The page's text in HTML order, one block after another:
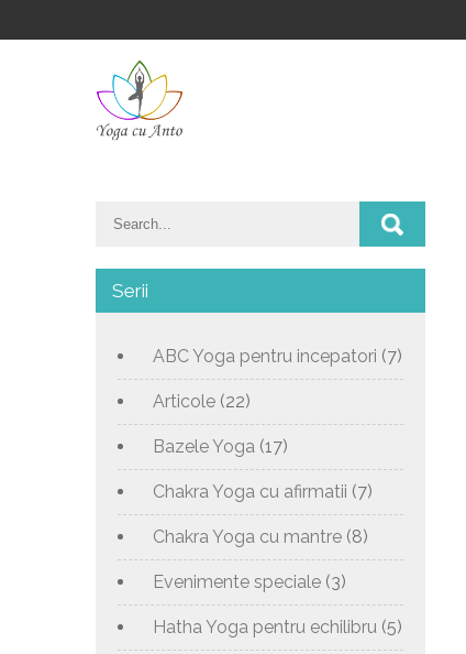
Serii
ABC Yoga pentru incepatori (7)
Articole (22)
Bazele Yoga (17)
Chakra Yoga cu afirmatii (7)
Chakra Yoga cu mantre (8)
Evenimente speciale (3)
Hatha Yoga pentru echilibru (5)